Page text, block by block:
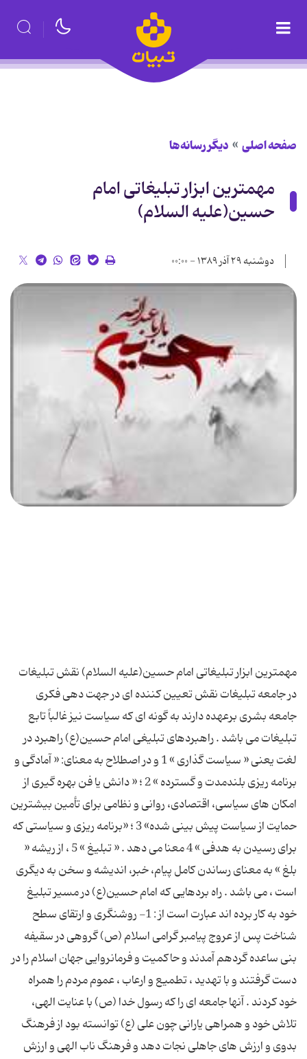
صفحه اصلی دیگر رسانه‌ها
مهمترین ابزار تبلیغاتی امام
حسین(علیه السلام)
دوشنبه ۲۹ آذر ۱۳۸۹ - ۰۰:۰۰
مهمترین ابزار تبلیغاتی امام حسین(علیه السلام) نقش تبلیغات
در جامعه تبلیغات نقش تعیین کننده ای در جهت دهی فکری
جامعه بشری برعهده دارند به گونه ای که سیاست نیز غالباً تابع
تبلیغات می باشد . راهبردهای تبلیغی امام حسین(ع) راهبرد در
لغت یعنی « سیاست گذاری » 1 و در اصطلاح به معنای: « آمادگی و
برنامه ریزی بلندمدت و گسترده » 2 ؛ « دانش یا فن بهره گیری از
امکان های سیاسی، اقتصادی، روانی و نظامی برای تأمین بیشترین
حمایت از سیاست پیش بینی شده» 3 ؛ «برنامه ریزی و سیاستی که
برای رسیدن به هدفی » 4 معنا می دهد . « تبلیغ » 5 ، از ریشه «
بلغ » به معنای رساندن کامل پیام، خبر، اندیشه و سخن به دیگری
است ، می باشد . راه بردهایی که امام حسین(ع) در مسیر تبلیغ
خود به کار برده اند عبارت است از : 1- روشنگری و ارتقای سطح
شناخت پس از عروج پیامبر گرامی اسلام (ص) گروهی در سقیفه
بنی ساعده گردهم آمدند و حاکمیت و فرمانروایی جهان اسلام را در
دست گرفتند و با تهدید ، تطمیع و ارعاب ، عموم مردم را همراه
خود کردند . آنها جامعه ای را که رسول خدا (ص) با عنایت الهی،
تلاش خود و همراهی یارانی چون علی (ع) توانسته بود از فرهنگ
بدوی و ارزش های جاهلی نجات دهد و فرهنگ ناب الهی و ارزش